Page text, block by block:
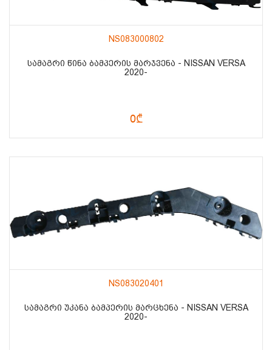
NS083000802
ᲡᲐᲛᲐᲒᲠᲘ ᲬᲘᲜᲐ ᲑᲐᲛᲞᲔᲠᲘᲡ ᲛᲐᲠᲯᲕᲔᲜᲐ - NISSAN VERSA
2020-
0₾
NS083020401
ᲡᲐᲛᲐᲒᲠᲘ ᲣᲙᲐᲜᲐ ᲑᲐᲛᲞᲔᲠᲘᲡ ᲛᲐᲠᲪᲮᲔᲜᲐ - NISSAN VERSA
2020-